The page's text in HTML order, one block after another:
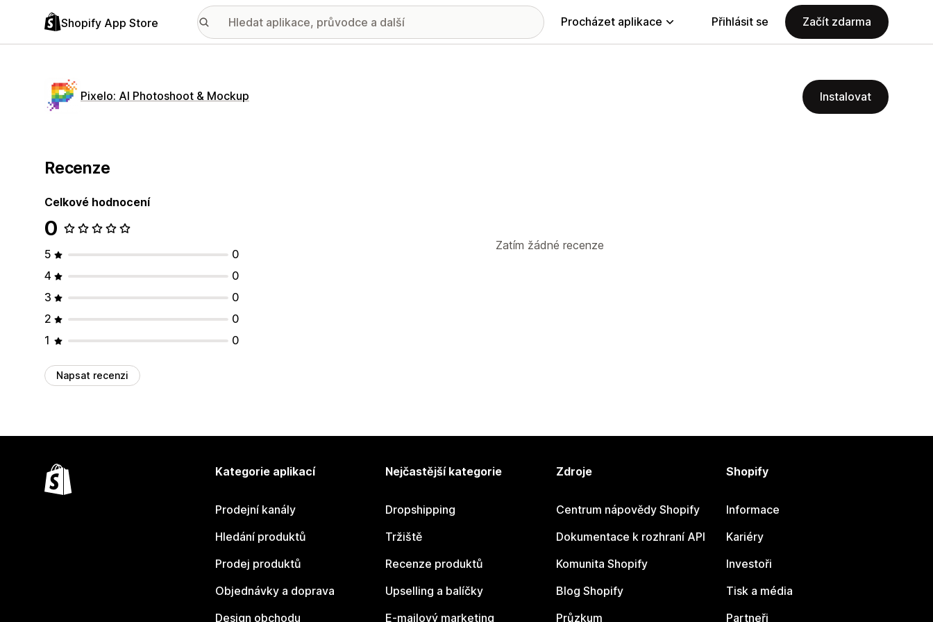
Shopify App Store Procházet aplikace Přihlásit se Začít zdarma
Pixelo: AI Photoshoot & Mockup Instalovat
Recenze
Celkové hodnocení
0
5
0
4
0
3
0
2
0
1
0
Napsat recenzi
Zatím žádné recenze
Kategorie aplikací
Prodejní kanály
Hledání produktů
Prodej produktů
Objednávky a doprava
Design obchodu
Nejčastější kategorie
Dropshipping
Tržiště
Recenze produktů
Upselling a balíčky
E-mailový marketing
Zdroje
Centrum nápovědy Shopify
Dokumentace k rozhraní API
Komunita Shopify
Blog Shopify
Průzkum
Shopify
Informace
Kariéry
Investoři
Tisk a média
Partneři